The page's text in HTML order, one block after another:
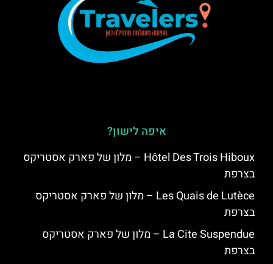
איפה לישון?
Hôtel Des Trois Hiboux – מלון של פארק אסטריקס
בצרפת
Les Quais de Lutèce – מלון של פארק אסטריקס
בצרפת
La Cite Suspendue – מלון של פארק אסטריקס
בצרפת